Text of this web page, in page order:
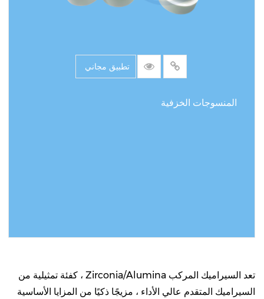
تطبيق مجاني
المنسوجات الخزفية
تعد السيراميك المركب Zirconia/Alumina ، كفئة تمثيلية من
السيراميك المتقدم عالي الأداء ، مزيجًا ذكيًا من المزايا الأساسية